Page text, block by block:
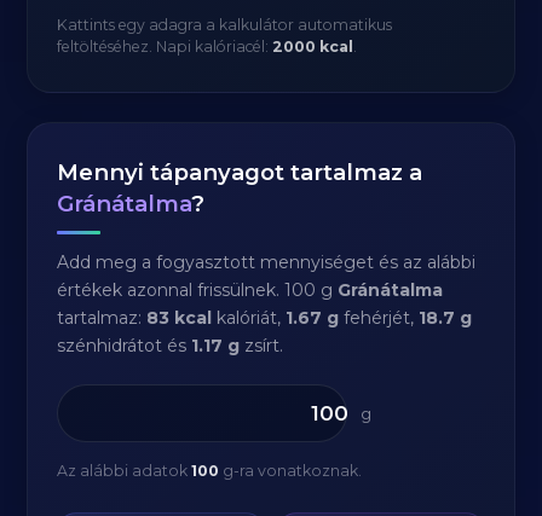
Kattints egy adagra a kalkulátor automatikus
feltöltéséhez. Napi kalóriacél: 2000 kcal .
Mennyi tápanyagot tartalmaz a
Gránátalma?
Add meg a fogyasztott mennyiséget és az alábbi
értékek azonnal frissülnek. 100 g Gránátalma
tartalmaz: 83 kcal kalóriát, 1.67 g fehérjét, 18.7 g
szénhidrátot és 1.17 g zsírt.
g
Az alábbi adatok100 g-ra vonatkoznak.